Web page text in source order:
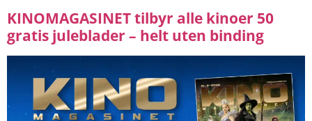
KINOMAGASINET tilbyr alle kinoer 50
gratis juleblader – helt uten binding